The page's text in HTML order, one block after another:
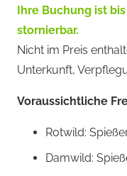
Ihre Buchung ist
stornierbar.
Nicht im Preis
Unterkunft,
Voraussichtliche
Rotwild:
Damwild: